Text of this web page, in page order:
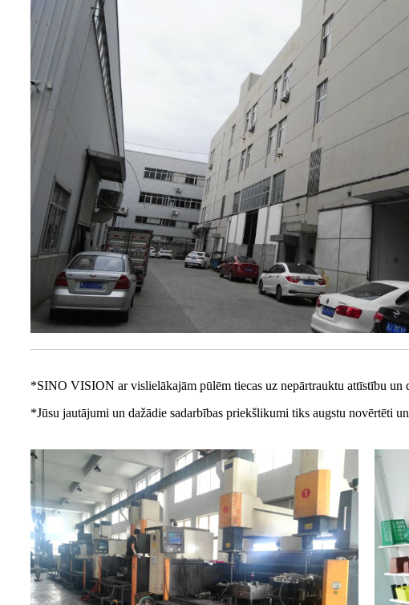
*SINO VISION ar vislielākajām pūlēm tiecas uz nepārtrauktu attīstību
*Jūsu jautājumi un dažādie sadarbības priekšlikumi tiks augstu novērtēti